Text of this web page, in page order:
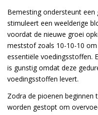
Bemesting ondersteunt
stimuleert een weelderige
voordat de nieuwe groei
meststof zoals 10-10-10
essentiële voedingsstoffen.
is gunstig omdat deze
voedingsstoffen levert.
Zodra de pioenen
worden gestopt om